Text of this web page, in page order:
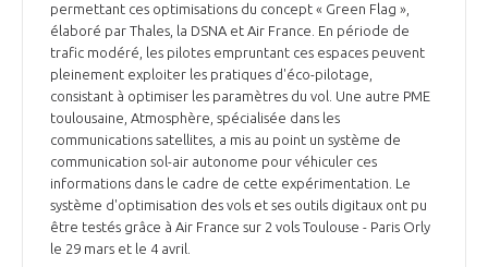
permettant ces optimisations du concept « Green Flag »,
élaboré par Thales, la DSNA et Air France. En période de
trafic modéré, les pilotes empruntant ces espaces peuvent
pleinement exploiter les pratiques d'éco-pilotage,
consistant à optimiser les paramètres du vol. Une autre PME
toulousaine, Atmosphère, spécialisée dans les
communications satellites, a mis au point un système de
communication sol-air autonome pour véhiculer ces
informations dans le cadre de cette expérimentation. Le
système d'optimisation des vols et ses outils digitaux ont pu
être testés grâce à Air France sur 2 vols Toulouse - Paris Orly
le 29 mars et le 4 avril.